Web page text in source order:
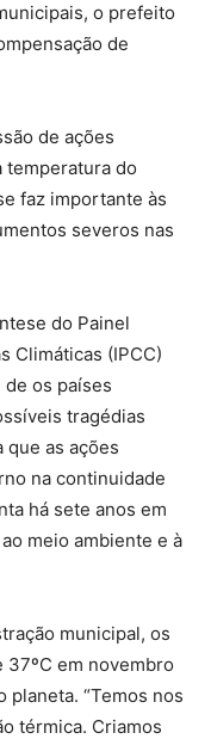
o prefeito
de
de ações
temperatura do
faz importante às
severos nas
do Painel
Climáticas (IPCC)
os países
tragédias
que as ações
na continuidade
há sete anos em
meio ambiente e à
municipal, os
37ºC em novembro
“Temos nos
térmica. Criamos